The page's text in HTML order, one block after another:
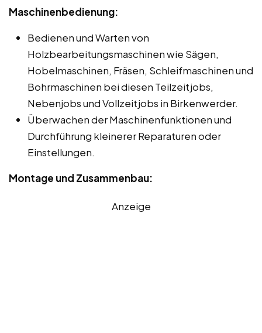
Maschinenbedienung:
Bedienen und Warten von
Holzbearbeitungsmaschinen wie Sägen,
Hobelmaschinen, Fräsen, Schleifmaschinen und
Bohrmaschinen bei diesen Teilzeitjobs,
Nebenjobs und Vollzeitjobs in Birkenwerder.
Überwachen der Maschinenfunktionen und
Durchführung kleinerer Reparaturen oder
Einstellungen.
Montage und Zusammenbau:
Anzeige